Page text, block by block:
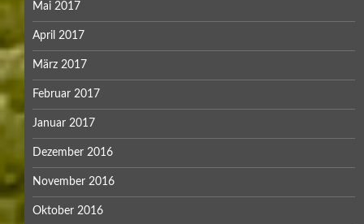
Mai 2017
April 2017
März 2017
Februar 2017
Januar 2017
Dezember 2016
November 2016
Oktober 2016